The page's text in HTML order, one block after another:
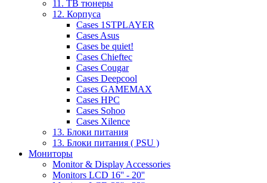
11. ТВ тюнеры
12. Корпуса
Cases 1STPLAYER
Cases Asus
Cases be quiet!
Cases Chieftec
Cases Cougar
Cases Deepcool
Cases GAMEMAX
Cases HPC
Cases Sohoo
Cases Xilence
13. Блоки питания
13. Блоки питания ( PSU )
Мониторы
Monitor & Display Accessories
Monitors LCD 16'' - 20''